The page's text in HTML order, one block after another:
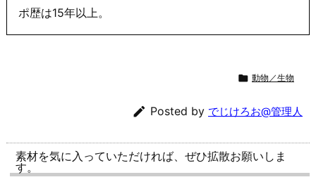
ポ歴は15年以上。
 動物／生物
 Posted by でじけろお@管理人
素材を気に入っていただければ、ぜひ拡散お願いしま
す。